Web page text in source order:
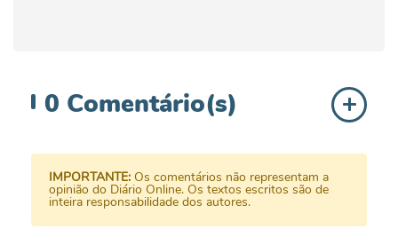
0 Comentário(s)
IMPORTANTE: Os comentários não representam a
opinião do Diário Online. Os textos escritos são de
inteira responsabilidade dos autores.